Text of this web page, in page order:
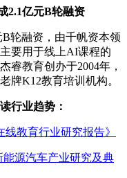
2.1亿元B轮融资
融资，由千帆资本领
要用于线上AI课程的
睿教育创办于2004年，
牌K12教育培训机构。
行业趋势：
线教育行业研究报告》
能源汽车产业研究及典